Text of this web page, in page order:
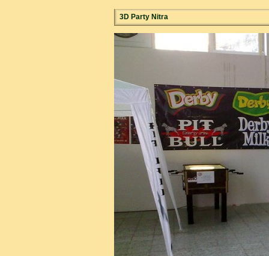
3D Party Nitra